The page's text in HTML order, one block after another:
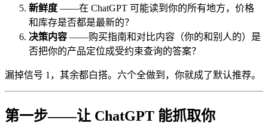
新鲜度 ——在 ChatGPT 可能读到你的所有地方，价格
和库存是否都是最新的？
决策内容 ——购买指南和对比内容（你的和别人的）是
否把你的产品定位成受约束查询的答案？
漏掉信号 1，其余都白搭。六个全做到，你就成了默认推荐。
第一步——让 ChatGPT 能抓取你